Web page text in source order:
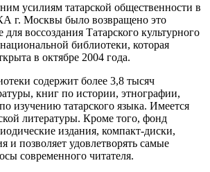
усилиям татарской общественности в
г. Москвы было возвращено это
для воссоздания Татарского культурного
библиотеки, которая
в октябре 2004 года.
содержит более 3,8 тысяч
книг по истории, этнографии,
изучению татарского языка. Имеется
литературы. Кроме того, фонд
издания, компакт-диски,
и позволяет удовлетворять самые
современного читателя.